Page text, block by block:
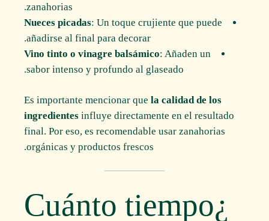
zanahorias.
Nueces picadas: Un toque crujiente que puede
añadirse al final para decorar.
Vino tinto o vinagre balsámico: Añaden un
sabor intenso y profundo al glaseado.
Es importante mencionar quela calidad de los
ingredientes influye directamente en el resultado
final. Por eso, es recomendable usar zanahorias
orgánicas y productos frescos.
¿Cuánto tiempo